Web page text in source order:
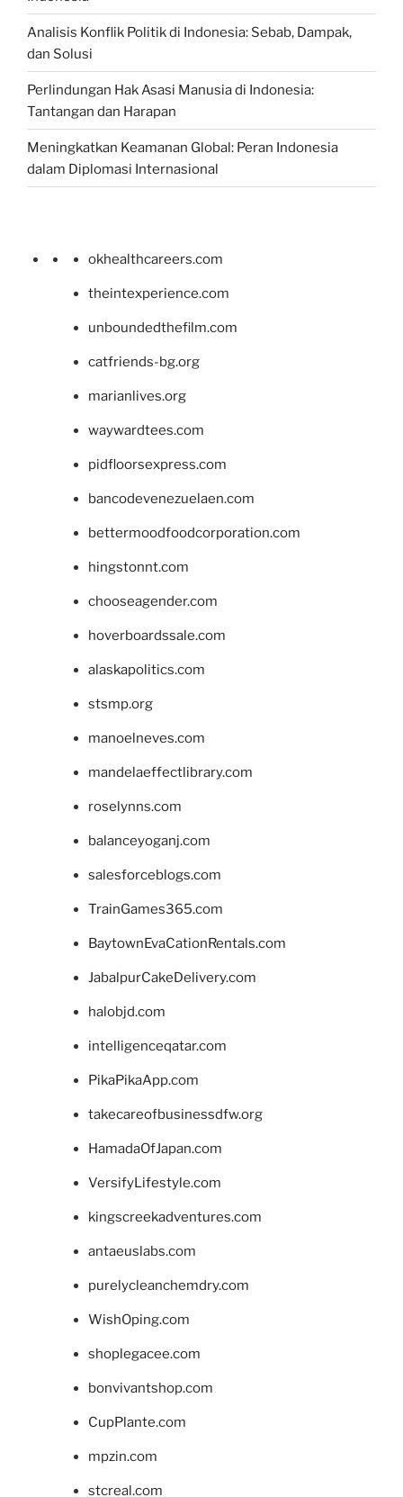
Analisis Konflik Politik di Indonesia: Sebab, Dampak,
dan Solusi
Perlindungan Hak Asasi Manusia di Indonesia:
Tantangan dan Harapan
Meningkatkan Keamanan Global: Peran Indonesia
dalam Diplomasi Internasional
okhealthcareers.com
theintexperience.com
unboundedthefilm.com
catfriends-bg.org
marianlives.org
waywardtees.com
pidfloorsexpress.com
bancodevenezuelaen.com
bettermoodfoodcorporation.com
hingstonnt.com
chooseagender.com
hoverboardssale.com
alaskapolitics.com
stsmp.org
manoelneves.com
mandelaeffectlibrary.com
roselynns.com
balanceyoganj.com
salesforceblogs.com
TrainGames365.com
BaytownEvaCationRentals.com
JabalpurCakeDelivery.com
halobjd.com
intelligenceqatar.com
PikaPikaApp.com
takecareofbusinessdfw.org
HamadaOfJapan.com
VersifyLifestyle.com
kingscreekadventures.com
antaeuslabs.com
purelycleanchemdry.com
WishOping.com
shoplegacee.com
bonvivantshop.com
CupPlante.com
mpzin.com
stcreal.com